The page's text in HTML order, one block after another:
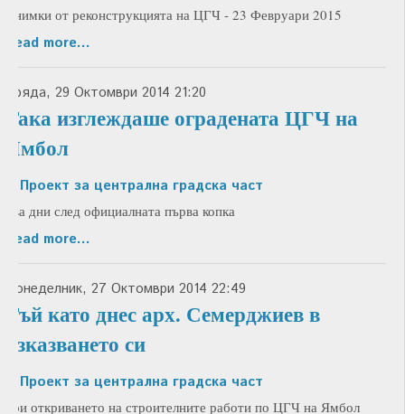
Снимки от реконструкцията на ЦГЧ - 23 Февруари 2015
Read more...
Сряда, 29 Октомври 2014 21:20
Така изглеждаше оградената ЦГЧ на
Ямбол
Проект за централна градска част
два дни след официалната първа копка
Read more...
Понеделник, 27 Октомври 2014 22:49
Тъй като днес арх. Семерджиев в
изказването си
Проект за централна градска част
при откриването на строителните работи по ЦГЧ на Ямбол